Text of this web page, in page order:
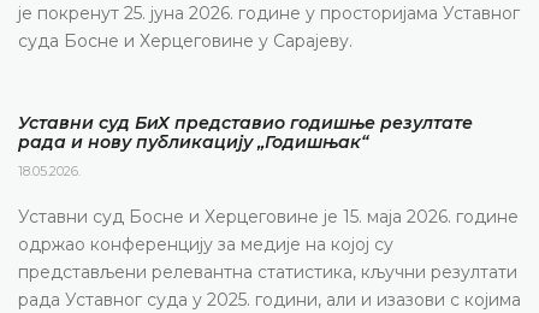
је покренут 25. јуна 2026. године у просторијама Уставног
суда Босне и Херцеговине у Сарајеву.
Уставни суд БиХ представио годишње резултате
рада и нову публикацију „Годишњак“
18.05.2026.
Уставни суд Босне и Херцеговине је 15. маја 2026. године
одржао конференцију за медије на којој су
представљени релевантна статистика, кључни резултати
рада Уставног суда у 2025. години, али и изазови с којима